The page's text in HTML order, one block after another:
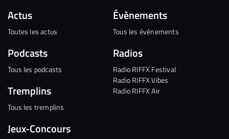
Actus
Toutes les actus
Podcasts
Tous les podcasts
Tremplins
Tous les tremplins
Jeux-Concours
Évènements
Tous les évènements
Radios
Radio RIFFX Festival
Radio RIFFX Vibes
Radio RIFFX Air